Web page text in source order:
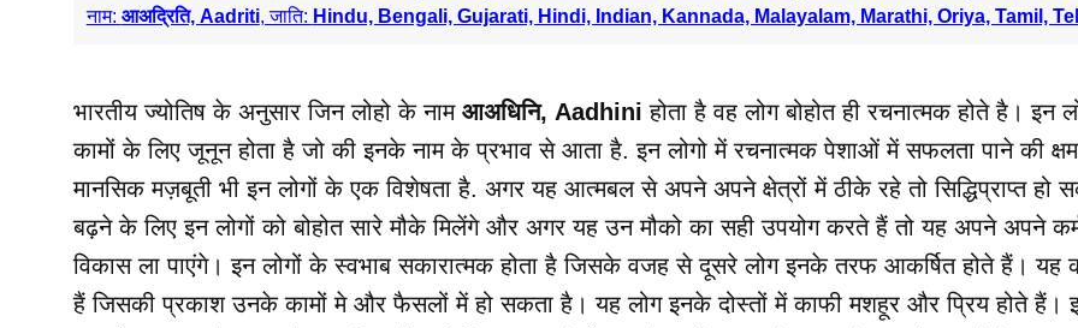
नाम: आअद्रिति, Aadriti, जाति: Hindu, Bengali, Gujarati, Hindi, Indian, Kannada, Malayalam, Marathi, Oriya, Tamil,
भारतीय ज्योतिष के अनुसार जिन लोहो के नाम आअधिनि, Aadhini होता है वह लोग बोहोत ही रचनात्मक होते है।
कामों के लिए जूनून होता है जो की इनके नाम के प्रभाव से आता है. इन लोगो में रचनात्मक पेशाओं में सफलता पाने की
मानसिक मज़बूती भी इन लोगों के एक विशेषता है. अगर यह आत्मबल से अपने अपने क्षेत्रों में ठीके रहे तो सिद्धिप्राप्त
बढ़ने के लिए इन लोगों को बोहोत सारे मौके मिलेंगे और अगर यह उन मौको का सही उपयोग करते हैं तो यह अपने अपने
विकास ला पाएंगे। इन लोगों के स्वभाब सकारात्मक होता है जिसके वजह से दूसरे लोग इनके तरफ आकर्षित होते हैं। यह
हैं जिसकी प्रकाश उनके कामों मे और फैसलों में हो सकता है। यह लोग इनके दोस्तों में काफी मशहूर और प्रिय होते